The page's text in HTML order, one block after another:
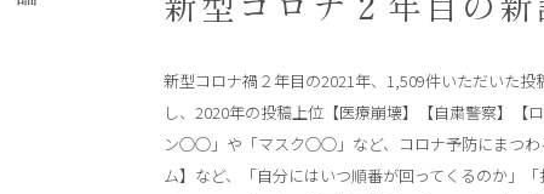
新型コロナ禍２年目の2021年、1,509件いただいた
し、2020年の投稿上位【医療崩壊】【自粛警察】【
ン○○」や「マスク○○」など、コロナ予防にまつわ
ム】など、「自分にはいつ順番が回ってくるのか」